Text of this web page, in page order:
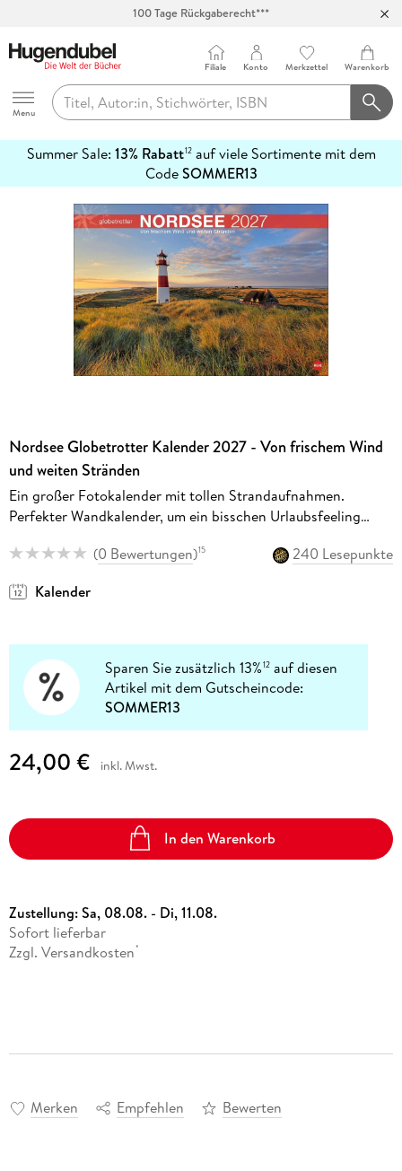
Abholung in über 100 Filialen
Hugendubel
Menu
Filiale Konto Merkzettel Warenkorb
Summer Sale: 13% Rabatt12auf viele Sortimente mit dem
CodeSOMMER13
erfahren
Nordsee Globetrotter Kalender 2027 - Von frischem Wind
und weiten Stränden
Ein großer Fotokalender mit tollen Strandaufnahmen.
Perfekter Wandkalender, um ein bisschen Urlaubsfeeling
(0 Bewertungen)15
240 Lesepunkte
Kalender
Sparen Sie zusätzlich 13%12 auf diesen
Artikel mit dem Gutscheincode:
SOMMER13
24,00 € inkl. Mwst.
In den Warenkorb
Zustellung:Sa, 08.08. - Di, 11.08.
Sofort lieferbar
Zzgl. Versandkosten *
Merken Empfehlen Bewerten